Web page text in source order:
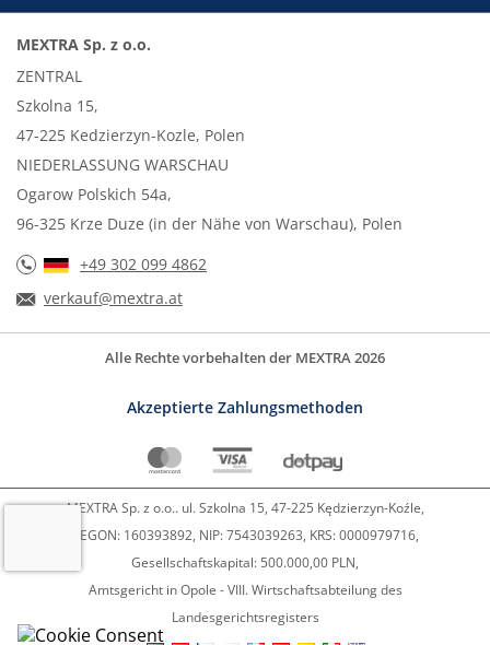
MEXTRA Sp. z o.o.
ZENTRAL
Szkolna 15,
47-225 Kedzierzyn-Kozle, Polen
NIEDERLASSUNG WARSCHAU
Ogarow Polskich 54a,
96-325 Krze Duze (in der Nähe von Warschau), Polen
+49 302 099 4862
verkauf@mextra.at
Alle Rechte vorbehalten der MEXTRA 2026
Akzeptierte Zahlungsmethoden
MEXTRA Sp. z o.o.. ul. Szkolna 15, 47-225 Kędzierzyn-Koźle,
REGON: 160393892, NIP: 7543039263, KRS: 0000979716,
Gesellschaftskapital: 500.000,00 PLN,
Amtsgericht in Opole - VIII. Wirtschaftsabteilung des
Landesgerichtsregisters